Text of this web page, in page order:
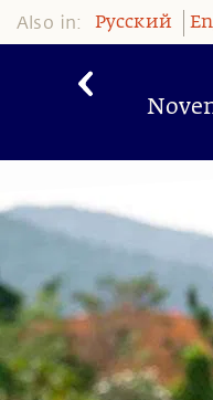
Also in: Pусский